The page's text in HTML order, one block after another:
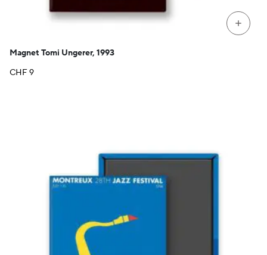
+
Magnet Tomi Ungerer, 1993
CHF9